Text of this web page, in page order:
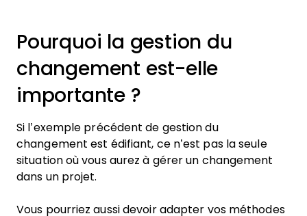
Pourquoi la gestion du
changement est-elle
importante ?
Si l’exemple précédent de gestion du
changement est édifiant, ce n’est pas la seule
situation où vous aurez à gérer un changement
dans un projet.
Vous pourriez aussi devoir adapter vos méthodes